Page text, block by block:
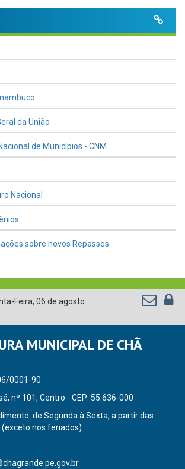
da União
de Municípios - CNM
Nacional
sobre novos Repasses
Feira, 06 de agosto
MUNICIPAL DE CHÃ
0001-90
nº 101, Centro - CEP: 55.636-000
de Segunda à Sexta, a partir das
(exceto nos feriados)